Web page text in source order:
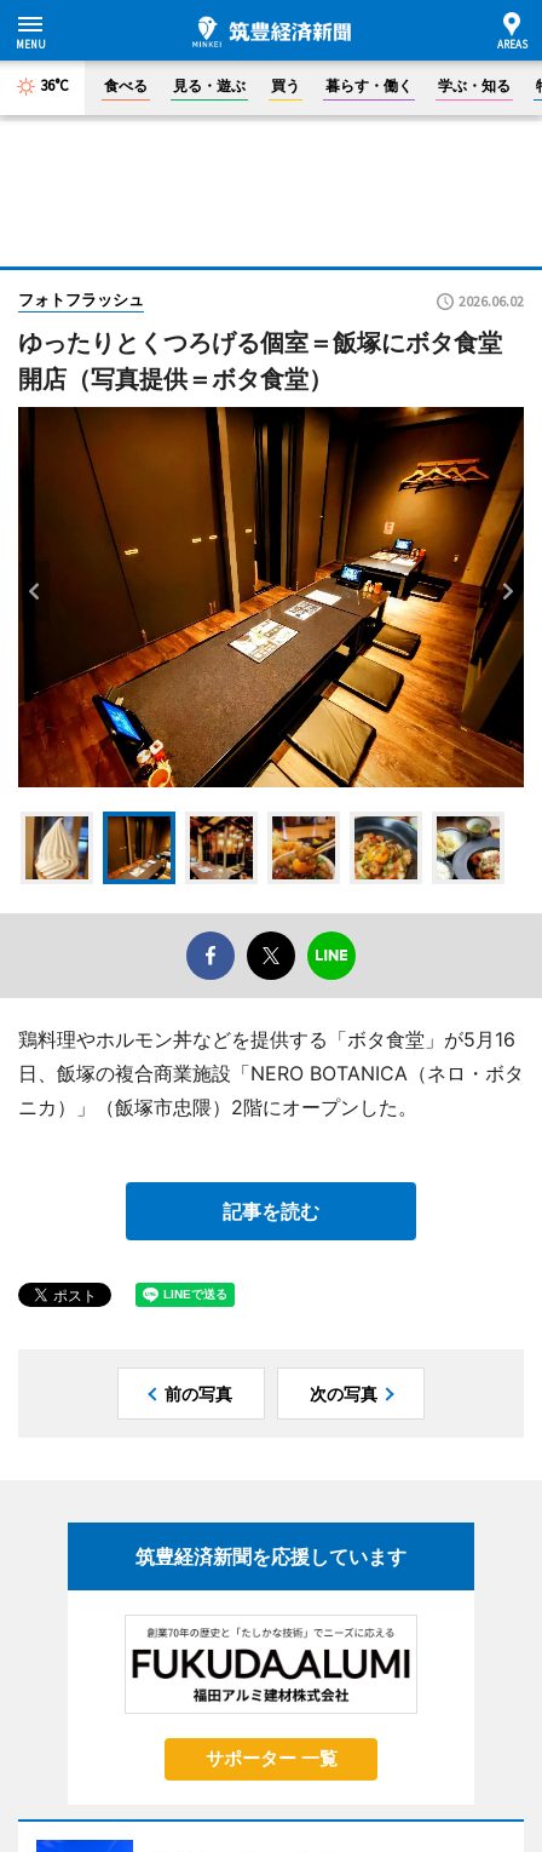
36°C 食べる 見る・遊ぶ 買う 暮らす・働く 学ぶ・知る
フォトフラッシュ 2026.06.02
ゆったりとくつろげる個室＝飯塚にボタ食堂
開店（写真提供＝ボタ食堂）
鶏料理やホルモン丼などを提供する「ボタ食堂」が5月16
日、飯塚の複合商業施設「NERO BOTANICA（ネロ・ボタ
ニカ）」（飯塚市忠隈）2階にオープンした。
記事を読む
前の写真 次の写真
筑豊経済新聞を応援しています
サポーター 一覧